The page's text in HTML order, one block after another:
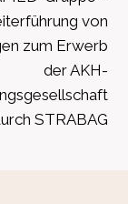
von
zum Erwerb
der AKH-
STRABAG